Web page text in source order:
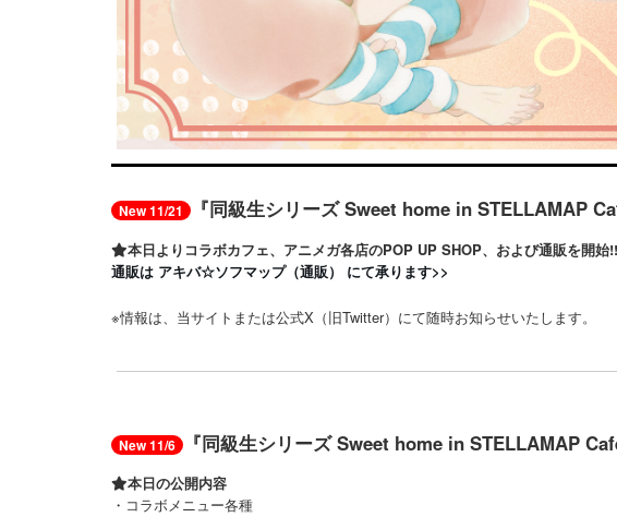
New 11/21 『同級生シリーズ Sweet home in STELLAMAP
本日よりコラボカフェ、アニメガ各店のPOP UP SHOP、および通販を開始!!
通販は アキバ☆ソフマップ（通販） にて承ります>>
※情報は、当サイトまたは公式X（旧Twitter）にて随時お知らせいたします。
New 11/6 『同級生シリーズ Sweet home in STELLAMAP
本日の公開内容
・コラボメニュー各種